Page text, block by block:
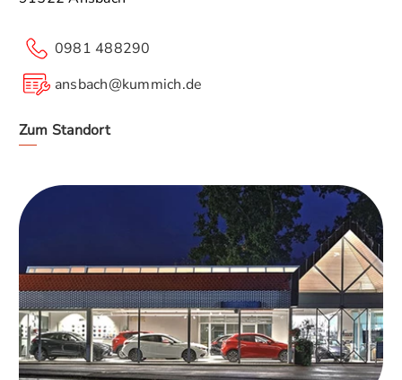
0981 488290
ansbach@kummich.de
Zum Standort